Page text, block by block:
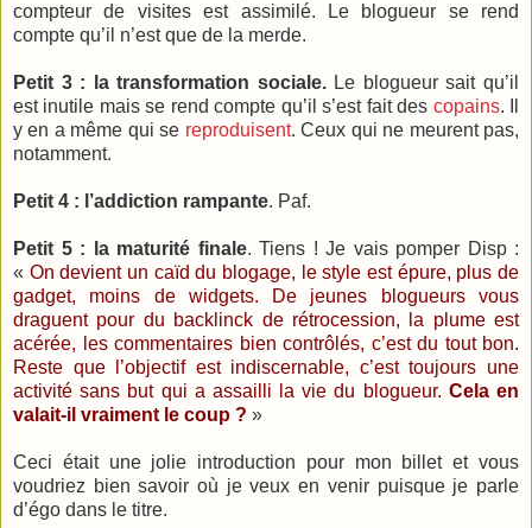
compteur de visites est assimilé. Le blogueur se rend
compte qu’il n’est que de la merde.
Petit 3 : la transformation sociale. Le blogueur sait qu’il
est inutile mais se rend compte qu’il s’est fait des copains. Il
y en a même qui se reproduisent. Ceux qui ne meurent pas,
notamment.
Petit 4 : l’addiction rampante. Paf.
Petit 5 : la maturité finale. Tiens ! Je vais pomper Disp :
« On devient un caïd du blogage, le style est épure, plus de
gadget, moins de widgets. De jeunes blogueurs vous
draguent pour du backlinck de rétrocession, la plume est
acérée, les commentaires bien contrôlés, c’est du tout bon.
Reste que l’objectif est indiscernable, c’est toujours une
activité sans but qui a assailli la vie du blogueur. Cela en
valait-il vraiment le coup ? »
Ceci était une jolie introduction pour mon billet et vous
voudriez bien savoir où je veux en venir puisque je parle
d’égo dans le titre.